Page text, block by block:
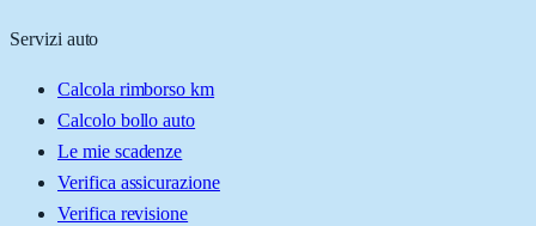
Servizi auto
Calcola rimborso km
Calcolo bollo auto
Le mie scadenze
Verifica assicurazione
Verifica revisione